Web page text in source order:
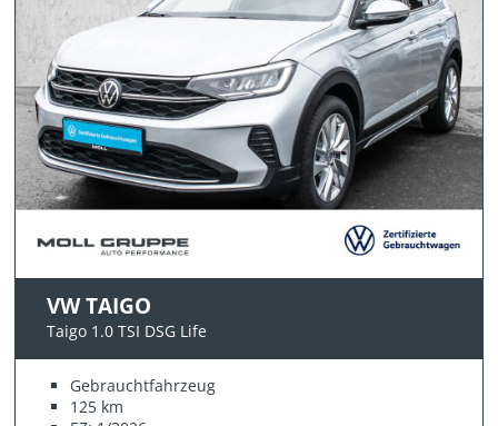
VW TAIGO
Taigo 1.0 TSI DSG Life
Gebrauchtfahrzeug
125 km